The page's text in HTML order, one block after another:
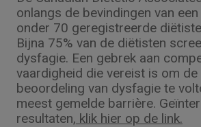
onlangs de bevindingen van
onder 70 geregistreerde
Bijna 75% van de diëtisten
dysfagie. Een gebrek aan
vaardigheid die vereist is om de
beoordeling van dysfagie te
meest gemelde barrière.
resultaten, klik hier op de link.